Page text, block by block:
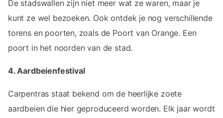
De stadswallen zijn niet meer wat ze waren, maar je
kunt ze wel bezoeken. Ook ontdek je nog verschillende
torens en poorten, zoals de Poort van Orange. Een
poort in het noorden van de stad.
4. Aardbeienfestival
Carpentras staat bekend om de heerlijke zoete
aardbeien die hier geproduceerd worden. Elk jaar wordt